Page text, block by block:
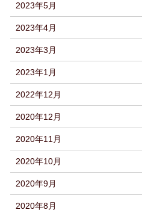
2023年5月
2023年4月
2023年3月
2023年1月
2022年12月
2020年12月
2020年11月
2020年10月
2020年9月
2020年8月